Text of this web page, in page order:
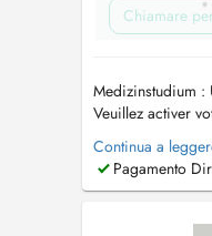
Chiamare
Medizinstudium :
Veuillez activer
Dossier partagé)
RESPECTE OU
sera FACTURE
Stunden im
Continua a
Pagamento